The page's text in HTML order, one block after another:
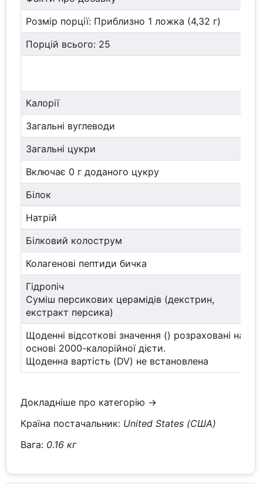
Розмір порції: Приблизно 1 ложка (4,32 г)
Порцій всього: 25
Калорії
Загальні вуглеводи
Загальні цукри
Включає 0 г доданого цукру
Білок
Натрій
Білковий колострум
Колагенові пептиди бичка
Гідропіч
Суміш персикових церамідів (декстрин,
екстракт персика)
Щоденні відсоткові значення () розраховані на
основі 2000-калорійної дієти.
Щоденна вартість (DV) не встановлена
Докладніше про категорію →
Країна постачальник: United States (США)
Вага: 0.16 кг